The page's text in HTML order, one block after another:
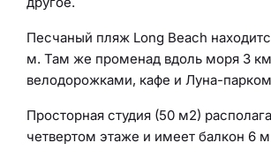
Песчаный пляж Long Beach
м. Там же променад вдоль моря 3
велодорожками, кафе и Луна-
Просторная студия (50 м2)
четвертом этаже и имеет балкон 6